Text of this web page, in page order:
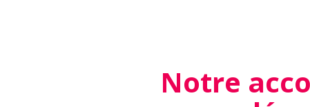
Notre